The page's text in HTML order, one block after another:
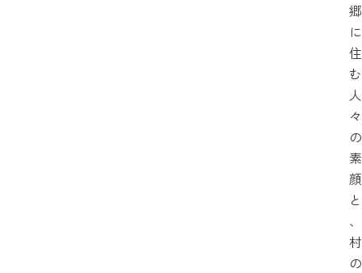
郷
に
住
む
人
々
の
素
顔
と
、
村
の